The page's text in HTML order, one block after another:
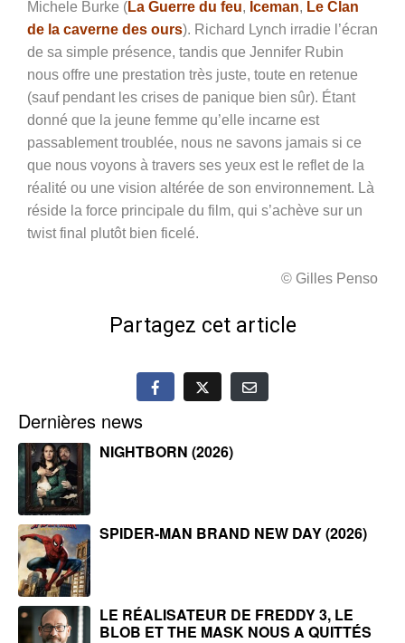
Michele Burke (La Guerre du feu, Iceman, Le Clan
de la caverne des ours). Richard Lynch irradie l’écran
de sa simple présence, tandis que Jennifer Rubin
nous offre une prestation très juste, toute en retenue
(sauf pendant les crises de panique bien sûr). Étant
donné que la jeune femme qu’elle incarne est
passablement troublée, nous ne savons jamais si ce
que nous voyons à travers ses yeux est le reflet de la
réalité ou une vision altérée de son environnement. Là
réside la force principale du film, qui s’achève sur un
twist final plutôt bien ficelé.
© Gilles Penso
Partagez cet article
Dernières news
NIGHTBORN (2026)
SPIDER-MAN BRAND NEW DAY (2026)
LE RÉALISATEUR DE FREDDY 3, LE
BLOB ET THE MASK NOUS A QUITTÉS